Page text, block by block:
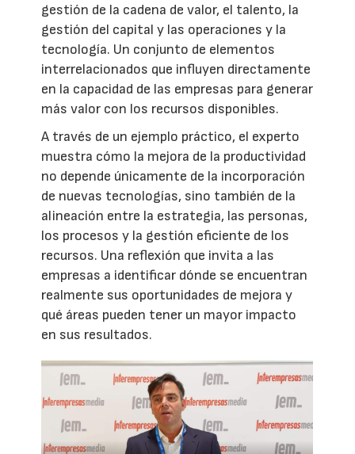
gestión de la cadena de valor, el talento, la
gestión del capital y las operaciones y la
tecnología. Un conjunto de elementos
interrelacionados que influyen directamente
en la capacidad de las empresas para generar
más valor con los recursos disponibles.
A través de un ejemplo práctico, el experto
muestra cómo la mejora de la productividad
no depende únicamente de la incorporación
de nuevas tecnologías, sino también de la
alineación entre la estrategia, las personas,
los procesos y la gestión eficiente de los
recursos. Una reflexión que invita a las
empresas a identificar dónde se encuentran
realmente sus oportunidades de mejora y
qué áreas pueden tener un mayor impacto
en sus resultados.